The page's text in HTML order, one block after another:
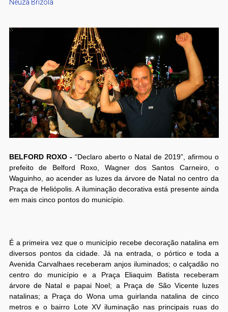
Neuza Brizola
BELFORD ROXO - “Declaro aberto o Natal de 2019”, afirmou o
prefeito de Belford Roxo, Wagner dos Santos Carneiro, o
Waguinho, ao acender as luzes da árvore de Natal no centro da
Praça de Heliópolis. A iluminação decorativa está presente ainda
em mais cinco pontos do município.
É a primeira vez que o município recebe decoração natalina em
diversos pontos da cidade. Já na entrada, o pórtico e toda a
Avenida Carvalhaes receberam anjos iluminados; o calçadão no
centro do município e a Praça Eliaquim Batista receberam
árvore de Natal e papai Noel; a Praça de São Vicente luzes
natalinas; a Praça do Wona uma guirlanda natalina de cinco
metros e o bairro Lote XV iluminação nas principais ruas do